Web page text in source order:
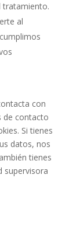
tratamiento.
al
con
de contacto
Si tienes
datos, nos
tienes
supervisora